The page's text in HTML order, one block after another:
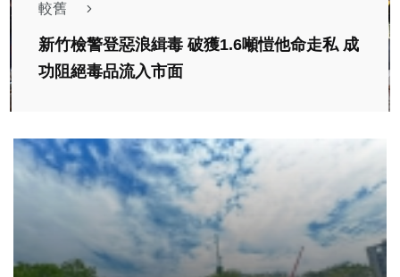
較舊
新竹檢警登惡浪緝毒 破獲1.6噸愷他命走私 成
功阻絕毒品流入市面